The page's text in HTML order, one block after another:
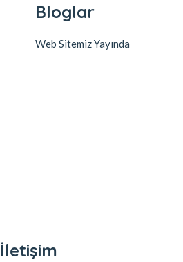
Bloglar
Web Sitemiz Yayında
İletişim